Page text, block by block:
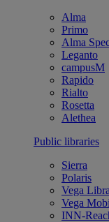
Alma
Primo
Alma
Leganto
campusM
Rapido
Rialto
Rosetta
Alethea
Public libraries
Sierra
Polaris
Vega
Vega
INN-